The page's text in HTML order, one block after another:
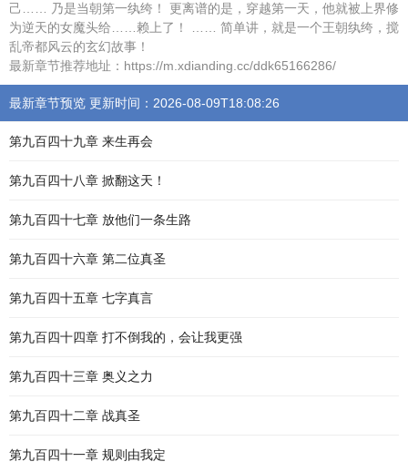
己…… 乃是当朝第一纨绔！ 更离谱的是，穿越第一天，他就被上界修
为逆天的女魔头给……赖上了！ …… 简单讲，就是一个王朝纨绔，搅
乱帝都风云的玄幻故事！
最新章节推荐地址：https://m.xdianding.cc/ddk65166286/
最新章节预览 更新时间：2026-08-09T18:08:26
第九百四十九章 来生再会
第九百四十八章 掀翻这天！
第九百四十七章 放他们一条生路
第九百四十六章 第二位真圣
第九百四十五章 七字真言
第九百四十四章 打不倒我的，会让我更强
第九百四十三章 奥义之力
第九百四十二章 战真圣
第九百四十一章 规则由我定